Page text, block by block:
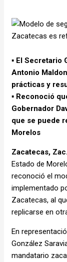
▪️ El Secretario
Antonio
prácticas y
▪️ Reconoció
Gobernador
que se puede
Morelos
Zacatecas, Zac.
Estado de
reconoció el
implementado
Zacatecas, al
replicarse en
En
González
mandatario